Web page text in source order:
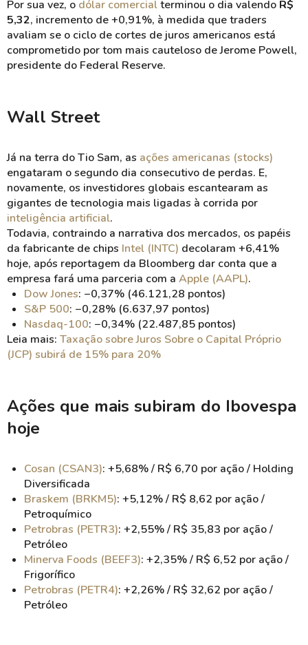
Por sua vez, o dólar comercialterminou o dia valendo R$
5,32, incremento de +0,91%, à medida que traders
avaliam se o ciclo de cortes de juros americanos está
comprometido por tom mais cauteloso de Jerome Powell,
presidente do Federal Reserve.
Wall Street
Já na terra do Tio Sam, as ações americanas (stocks)
engataram o segundo dia consecutivo de perdas. E,
novamente, os investidores globais escantearam as
gigantes de tecnologia mais ligadas à corrida por
inteligência artificial.
Todavia, contraindo a narrativa dos mercados, os papéis
da fabricante de chips Intel (INTC) decolaram +6,41%
hoje, após reportagem da Bloomberg dar conta que a
empresa fará uma parceria com a Apple (AAPL).
Dow Jones: −0,37% (46.121,28 pontos)
S&P 500: −0,28% (6.637,97 pontos)
Nasdaq-100: −0,34% (22.487,85 pontos)
Leia mais: Taxação sobre Juros Sobre o Capital Próprio
(JCP) subirá de 15% para 20%
Ações que mais subiram do Ibovespa
hoje
Cosan (CSAN3): +5,68% / R$ 6,70 por ação / Holding
Diversificada
Braskem (BRKM5): +5,12% / R$ 8,62 por ação /
Petroquímico
Petrobras (PETR3): +2,55% / R$ 35,83 por ação /
Petróleo
Minerva Foods (BEEF3): +2,35% / R$ 6,52 por ação /
Frigorífico
Petrobras (PETR4): +2,26% / R$ 32,62 por ação /
Petróleo